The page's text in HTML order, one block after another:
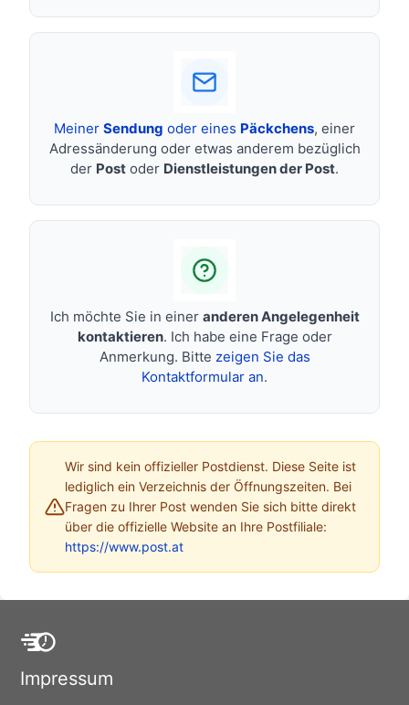
Meiner Sendung oder eines Päckchens, einer
Adressänderung oder etwas anderem bezüglich
der Post oder Dienstleistungen der Post.
Ich möchte Sie in einer anderen Angelegenheit
kontaktieren. Ich habe eine Frage oder
Anmerkung. Bitte zeigen Sie das
Kontaktformular an.
Wir sind kein offizieller Postdienst. Diese Seite ist
lediglich ein Verzeichnis der Öffnungszeiten. Bei
Fragen zu Ihrer Post wenden Sie sich bitte direkt
über die offizielle Website an Ihre Postfiliale:
https://www.post.at
Impressum